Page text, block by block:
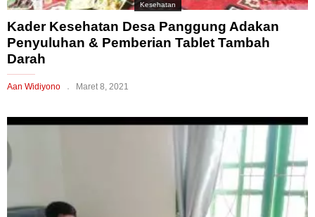
Kesehatan
Kader Kesehatan Desa Panggung Adakan
Penyuluhan & Pemberian Tablet Tambah
Darah
Aan Widiyono Maret 8, 2021